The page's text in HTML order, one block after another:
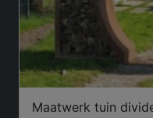
Maatwerk tuin